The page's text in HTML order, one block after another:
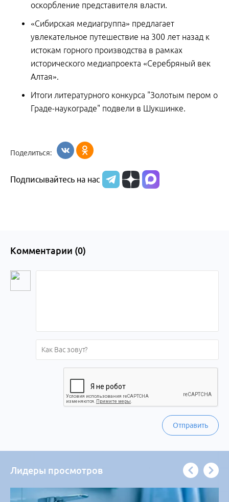
оскорбление представителя власти.
«Сибирская медиагруппа» предлагает
увлекательное путешествие на 300 лет назад к
истокам горного производства в рамках
исторического медиапроекта «Серебряный век
Алтая».
Итоги литературного конкурса "Золотым пером о
Граде-наукограде" подвели в Шукшинке.
Поделиться:
Подписывайтесь на нас
Комментарии (0)
Отправить
Лидеры просмотров